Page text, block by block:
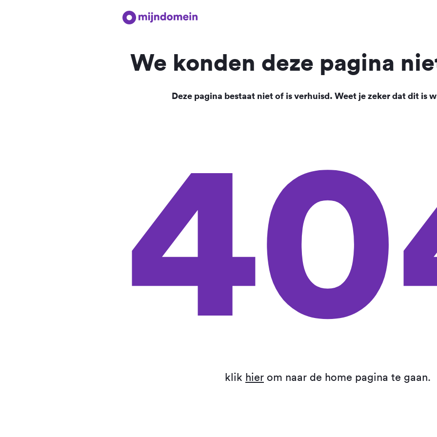
We konden deze pagina
Deze pagina bestaat niet of is verhuisd. Weet je zeker dat dit is
klik hier om naar de home pagina te gaan.